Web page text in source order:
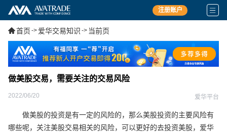
注册账户
首页 -> 爱华交易知识 -> 当前页
做美股交易，需要关注的交易风险
2022/06/20 爱华平台
做美股的投资是有一定的风险的，那么美股投资的主要风险有
哪些呢，关注美股交易相关的风险，可以更好的去投资美股，爱华